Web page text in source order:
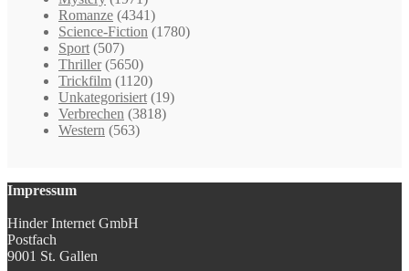
Romanze (4341)
Science-Fiction (1780)
Sport (507)
Thriller (5650)
Trickfilm (1120)
Unkategorisiert (19)
Verbrechen (3818)
Western (563)
Impressum
Hinder Internet GmbH
Postfach
9001 St. Gallen